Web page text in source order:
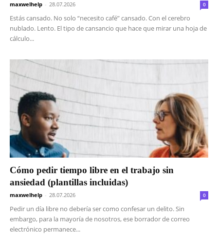
maxwelhelp - 28.07.2026 0
Estás cansado. No solo “necesito café” cansado. Con el cerebro
nublado. Lento. El tipo de cansancio que hace que mirar una hoja de
cálculo...
Cómo pedir tiempo libre en el trabajo sin
ansiedad (plantillas incluidas)
maxwelhelp - 28.07.2026 0
Pedir un día libre no debería ser como confesar un delito. Sin
embargo, para la mayoría de nosotros, ese borrador de correo
electrónico permanece...